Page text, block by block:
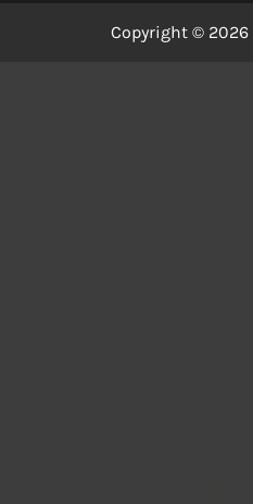
Copyright © 2026